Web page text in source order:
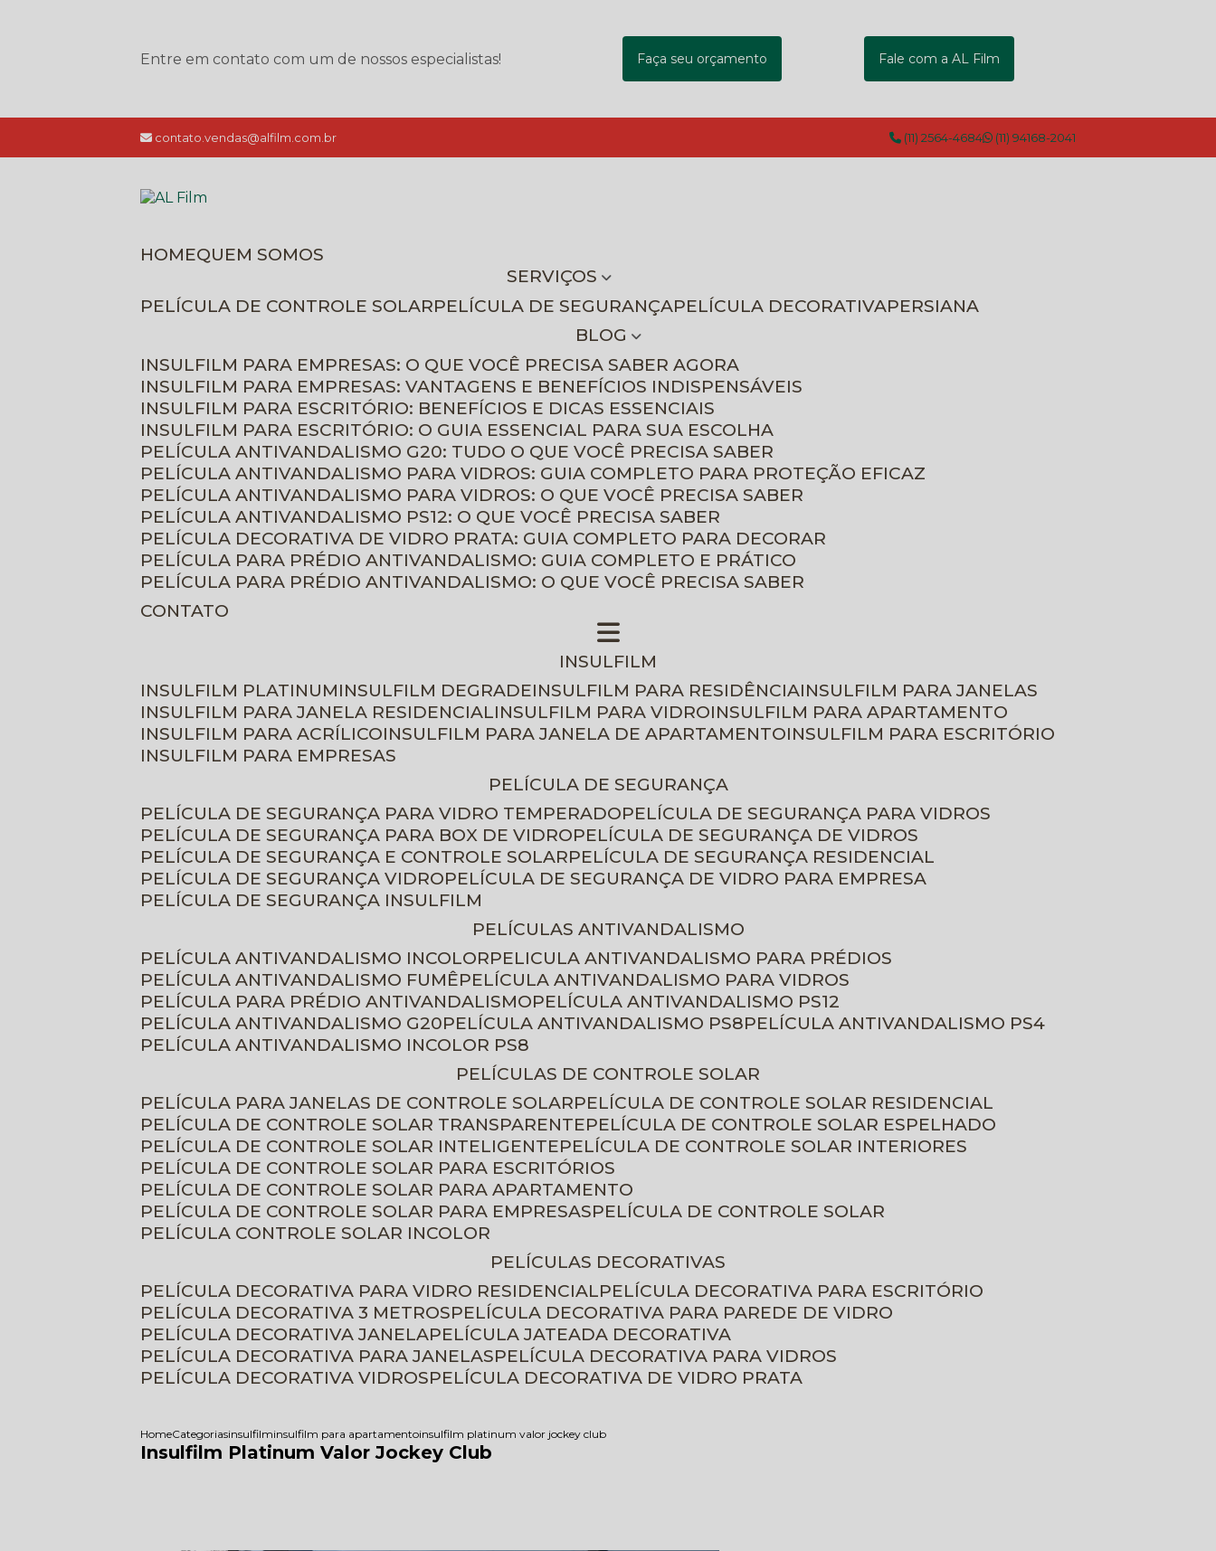
Entre em contato com um de nossos especialistas! Faça seu orçamento Fale com a AL Film
contato.vendas@alfilm.com.br (11) 2564-4684 (11) 94168-2041
HOME
QUEM SOMOS
SERVIÇOS
PELÍCULA DE CONTROLE SOLAR
PELÍCULA DE SEGURANÇA PELÍCULA DECORATIVA
PERSIANA
BLOG
INSULFILM PARA EMPRESAS: O QUE VOCÊ PRECISA SABER AGORA
INSULFILM PARA EMPRESAS: VANTAGENS E BENEFÍCIOS INDISPENSÁVEIS
INSULFILM PARA ESCRITÓRIO: BENEFÍCIOS E DICAS ESSENCIAIS
INSULFILM PARA ESCRITÓRIO: O GUIA ESSENCIAL PARA SUA ESCOLHA
PELÍCULA ANTIVANDALISMO G20: TUDO O QUE VOCÊ PRECISA SABER
PELÍCULA ANTIVANDALISMO PARA VIDROS: GUIA COMPLETO PARA PROTEÇÃO EFICAZ
PELÍCULA ANTIVANDALISMO PARA VIDROS: O QUE VOCÊ PRECISA SABER
PELÍCULA ANTIVANDALISMO PS12: O QUE VOCÊ PRECISA SABER
PELÍCULA DECORATIVA DE VIDRO PRATA: GUIA COMPLETO PARA DECORAR
PELÍCULA PARA PRÉDIO ANTIVANDALISMO: GUIA COMPLETO E PRÁTICO
PELÍCULA PARA PRÉDIO ANTIVANDALISMO: O QUE VOCÊ PRECISA SABER
CONTATO
INSULFILM
INSULFILM PLATINUM INSULFILM DEGRADE INSULFILM PARA RESIDÊNCIA INSULFILM PARA JANELAS
INSULFILM PARA JANELA RESIDENCIAL INSULFILM PARA VIDRO INSULFILM PARA APARTAMENTO
INSULFILM PARA ACRÍLICO INSULFILM PARA JANELA DE APARTAMENTO INSULFILM PARA ESCRITÓRIO
INSULFILM PARA EMPRESAS
PELÍCULA DE SEGURANÇA
PELÍCULA DE SEGURANÇA PARA VIDRO TEMPERADO
PELÍCULA DE SEGURANÇA PARA VIDROS
PELÍCULA DE SEGURANÇA PARA BOX DE VIDRO
PELÍCULA DE SEGURANÇA DE VIDROS
PELÍCULA DE SEGURANÇA E CONTROLE SOLAR
PELÍCULA DE SEGURANÇA RESIDENCIAL
PELÍCULA DE SEGURANÇA VIDRO
PELÍCULA DE SEGURANÇA DE VIDRO PARA EMPRESA
PELÍCULA DE SEGURANÇA INSULFILM
PELÍCULAS ANTIVANDALISMO
PELÍCULA ANTIVANDALISMO INCOLOR
PELICULA ANTIVANDALISMO PARA PRÉDIOS
PELÍCULA ANTIVANDALISMO FUMÊ
PELÍCULA ANTIVANDALISMO PARA VIDROS
PELÍCULA PARA PRÉDIO ANTIVANDALISMO
PELÍCULA ANTIVANDALISMO PS12
PELÍCULA ANTIVANDALISMO G20
PELÍCULA ANTIVANDALISMO PS8
PELÍCULA ANTIVANDALISMO PS4
PELÍCULA ANTIVANDALISMO INCOLOR PS8
PELÍCULAS DE CONTROLE SOLAR
PELÍCULA PARA JANELAS DE CONTROLE SOLAR
PELÍCULA DE CONTROLE SOLAR RESIDENCIAL
PELÍCULA DE CONTROLE SOLAR TRANSPARENTE
PELÍCULA DE CONTROLE SOLAR ESPELHADO
PELÍCULA DE CONTROLE SOLAR INTELIGENTE
PELÍCULA DE CONTROLE SOLAR INTERIORES
PELÍCULA DE CONTROLE SOLAR PARA ESCRITÓRIOS
PELÍCULA DE CONTROLE SOLAR PARA APARTAMENTO
PELÍCULA DE CONTROLE SOLAR PARA EMPRESAS
PELÍCULA DE CONTROLE SOLAR
PELÍCULA CONTROLE SOLAR INCOLOR
PELÍCULAS DECORATIVAS
PELÍCULA DECORATIVA PARA VIDRO RESIDENCIAL
PELÍCULA DECORATIVA PARA ESCRITÓRIO
PELÍCULA DECORATIVA 3 METROS
PELÍCULA DECORATIVA PARA PAREDE DE VIDRO
PELÍCULA DECORATIVA JANELA
PELÍCULA JATEADA DECORATIVA
PELÍCULA DECORATIVA PARA JANELAS
PELÍCULA DECORATIVA PARA VIDROS
PELÍCULA DECORATIVA VIDROS
PELÍCULA DECORATIVA DE VIDRO PRATA
HomeCategoriasinsulfilminsulfilm para apartamentoinsulfilm platinum valor jockey club
Insulfilm Platinum Valor Jockey Club